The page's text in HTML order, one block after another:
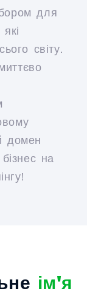
для
світу.
домен
на
ім'я